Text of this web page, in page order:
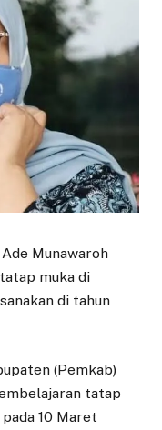
Munawaroh
muka di
di tahun
(Pemkab)
tatap
10 Maret